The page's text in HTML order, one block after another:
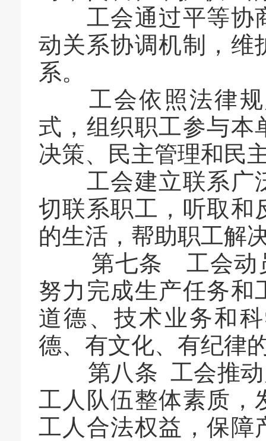
工会通过平等协商
动关系协调机制，维
系。
工会依照法律规
式，组织职工参与本
决策、民主管理和民
工会建立联系广泛
切联系职工，听取和
的生活，帮助职工解
第七条 工会动员
努力完成生产任务和
道德、技术业务和
德、有文化、有纪律
第八条 工会推动
工人队伍整体素质，
工人合法权益，保障